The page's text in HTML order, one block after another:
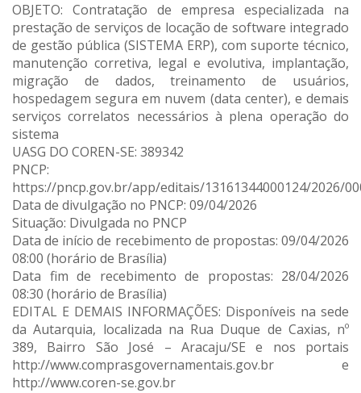
OBJETO: Contratação de empresa especializada na
prestação de serviços de locação de software integrado
de gestão pública (SISTEMA ERP), com suporte técnico,
manutenção corretiva, legal e evolutiva, implantação,
migração de dados, treinamento de usuários,
hospedagem segura em nuvem (data center), e demais
serviços correlatos necessários à plena operação do
sistema
UASG DO COREN-SE: 389342
PNCP:
https://pncp.gov.br/app/editais/13161344000124/2026/
Data de divulgação no PNCP: 09/04/2026
Situação: Divulgada no PNCP
Data de início de recebimento de propostas: 09/04/2026
08:00 (horário de Brasília)
Data fim de recebimento de propostas: 28/04/2026
08:30 (horário de Brasília)
EDITAL E DEMAIS INFORMAÇÕES: Disponíveis na sede
da Autarquia, localizada na Rua Duque de Caxias, nº
389, Bairro São José – Aracaju/SE e nos portais
http://www.comprasgovernamentais.gov.br e
http://www.coren-se.gov.br